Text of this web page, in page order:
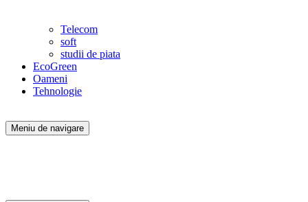
Telecom
soft
studii de piata
EcoGreen
Oameni
Tehnologie
Meniu de navigare